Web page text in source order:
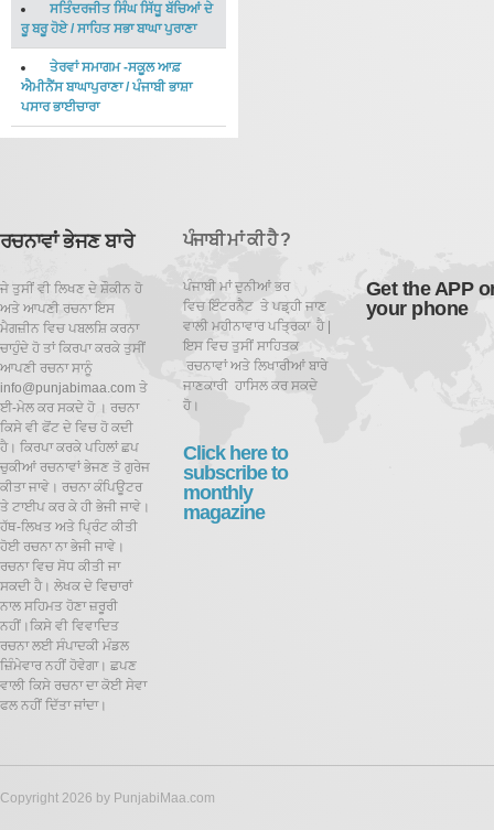
ਸਤਿੰਦਰਜੀਤ ਸਿੰਘ ਸਿੱਧੂ ਬੱਚਿਆਂ ਦੇ
ਰੂ ਬਰੂ ਹੋਏ/ ਸਾਹਿਤ ਸਭਾ ਬਾਘਾ ਪੁਰਾਣਾ
ਤੇਰਵਾਂ ਸਮਾਗਮ -ਸਕੂਲ ਆਫ਼
ਐਮੀਨੈਂਸ ਬਾਘਾਪੁਰਾਣਾ/ਪੰਜਾਬੀ ਭਾਸ਼ਾ
ਪਸਾਰ ਭਾਈਚਾਰਾ
ਰਚਨਾਵਾਂ ਭੇਜਣ ਬਾਰੇ
ਜੇ ਤੁਸੀਂ ਵੀ ਲਿਖਣ ਦੇ ਸ਼ੌਕੀਨ ਹੋ
ਅਤੇ ਆਪਣੀ ਰਚਨਾ ਇਸ
ਮੈਗਜ਼ੀਨ ਵਿਚ ਪਬਲਸ਼ਿ ਕਰਨਾ
ਚਾਹੁੰਦੇ ਹੋ ਤਾਂ ਕਿਰਪਾ ਕਰਕੇ ਤੁਸੀਂ
ਆਪਣੀ ਰਚਨਾ ਸਾਨੂੰ
info@punjabimaa.com ਤੇ
ਈ-ਮੇਲ ਕਰ ਸਕਦੇ ਹੋ । ਰਚਨਾ
ਕਿਸੇ ਵੀ ਫੋਂਟ ਦੇ ਵਿਚ ਹੋ ਕਦੀ
ਹੈ। ਕਿਰਪਾ ਕਰਕੇ ਪਹਿਲਾਂ ਛਪ
ਚੁਕੀਆਂ ਰਚਨਾਵਾਂ ਭੇਜਣ ਤੋ ਗੁਰੇਜ
ਕੀਤਾ ਜਾਵੇ। ਰਚਨਾ ਕੰਪਿਊਟਰ
ਤੇ ਟਾਈਪ ਕਰ ਕੇ ਹੀ ਭੇਜੀ ਜਾਵੇ।
ਹੱਥ-ਲਿਖਤ ਅਤੇ ਪ੍ਰਿੰਟ ਕੀਤੀ
ਹੋਈ ਰਚਨਾ ਨਾ ਭੇਜੀ ਜਾਵੇ।
ਰਚਨਾ ਵਿਚ ਸੋਧ ਕੀਤੀ ਜਾ
ਸਕਦੀ ਹੈ। ਲੇਖਕ ਦੇ ਵਿਚਾਰਾਂ
ਨਾਲ ਸਹਿਮਤ ਹੋਣਾ ਜ਼ਰੂਰੀ
ਨਹੀਂ।ਕਿਸੇ ਵੀ ਵਿਵਾਦਿਤ
ਰਚਨਾ ਲਈ ਸੰਪਾਦਕੀ ਮੰਡਲ
ਜ਼ਿੰਮੇਵਾਰ ਨਹੀਂ ਹੋਵੇਗਾ। ਛਪਣ
ਵਾਲੀ ਕਿਸੇ ਰਚਨਾ ਦਾ ਕੋਈ ਸੇਵਾ
ਫਲ ਨਹੀਂ ਦਿੱਤਾ ਜਾਂਦਾ।
ਪੰਜਾਬੀ ਮਾਂ ਕੀ ਹੈ ?
ਪੰਜਾਬੀ ਮਾਂ ਦੁਨੀਆਂ ਭਰ
ਵਿਚ ਇੰਟਰਨੈਟ ਤੇ ਪਡ਼੍ਹੀ ਜਾਣ
ਵਾਲੀ ਮਹੀਨਾਵਾਰ ਪਤ੍ਰਿਕਾ ਹੈ |
ਇਸ ਵਿਚ ਤੁਸੀਂ ਸਾਹਿਤਕ
ਰਚਨਾਵਾਂ ਅਤੇ ਲਿਖਾਰੀਆਂ ਬਾਰੇ
ਜਾਣਕਾਰੀ ਹਾਸਿਲ ਕਰ ਸਕਦੇ
ਹੋ।
Click here to
subscribe to
monthly
magazine
Get the APP
your phone
Copyright 2026 by PunjabiMaa.com